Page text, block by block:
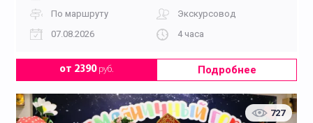
По маршруту
Экскурсовод
07.08.2026
4 часа
от 2390руб. Подробнее
727